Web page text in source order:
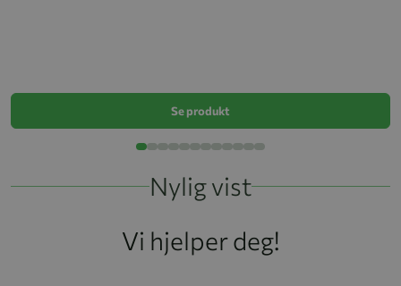
Se produkt
Nylig vist
Vi hjelper deg!